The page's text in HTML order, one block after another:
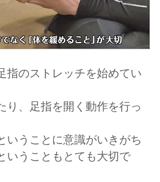
指のストレッチを始めてい
り、足指を開く動作を行っ
いうことに意識がいきがち
いうこともとても大切で